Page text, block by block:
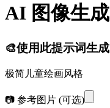
AI 图像生成
🎨使用此提示词生成
极简儿童绘画风格
📷 参考图片 (可选)